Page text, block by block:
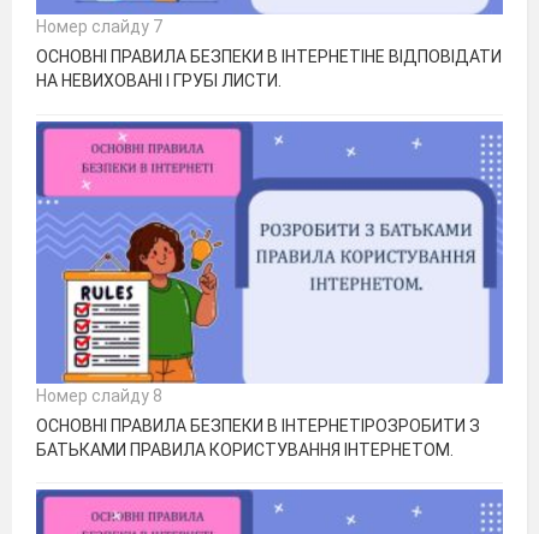
Номер слайду 7
ОСНОВНІ ПРАВИЛА БЕЗПЕКИ В ІНТЕРНЕТІНЕ ВІДПОВІДАТИ
НА НЕВИХОВАНІ І ГРУБІ ЛИСТИ.
Номер слайду 8
ОСНОВНІ ПРАВИЛА БЕЗПЕКИ В ІНТЕРНЕТІРОЗРОБИТИ З
БАТЬКАМИ ПРАВИЛА КОРИСТУВАННЯ ІНТЕРНЕТОМ.